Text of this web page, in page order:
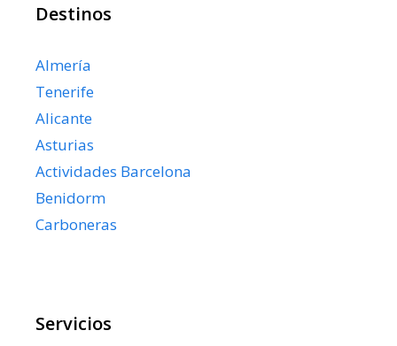
Destinos
Almería
Tenerife
Alicante
Asturias
Actividades Barcelona
Benidorm
Carboneras
Servicios